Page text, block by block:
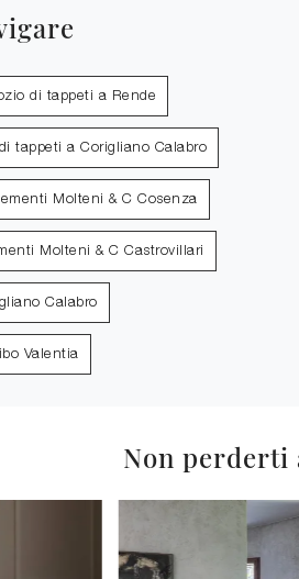
di tappeti a Rende
tappeti a Corigliano Calabro
Molteni & C Cosenza
Molteni & C Castrovillari
Calabro
Valentia
Non perderti